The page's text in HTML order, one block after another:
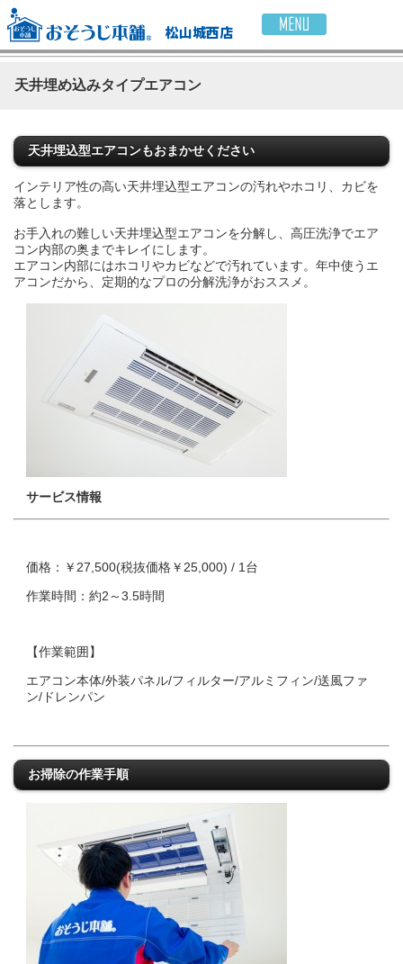
松山城西店
天井埋め込みタイプエアコン
天井埋込型エアコンもおまかせください
インテリア性の高い天井埋込型エアコンの汚れやホコリ、カビを
落とします。
お手入れの難しい天井埋込型エアコンを分解し、高圧洗浄でエア
コン内部の奥までキレイにします。
エアコン内部にはホコリやカビなどで汚れています。年中使うエ
アコンだから、定期的なプロの分解洗浄がおススメ。
サービス情報
価格：￥27,500(税抜価格￥25,000) / 1台
作業時間：約2～3.5時間
【作業範囲】
エアコン本体/外装パネル/フィルター/アルミフィン/送風ファ
ン/ドレンパン
お掃除の作業手順